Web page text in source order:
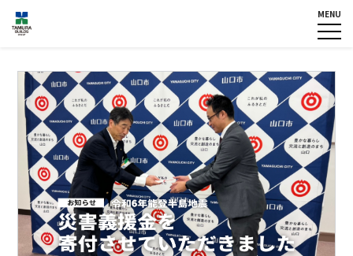
MENU
NEWS
IR情報
TOPICS
個人情報保護方針
反社会的勢力に対する基本方
針
カスタマーハラスメントに対
グループ各社概要
トップメッセージ
田村ビルズグループ
の歴史
認定・宣言一覧